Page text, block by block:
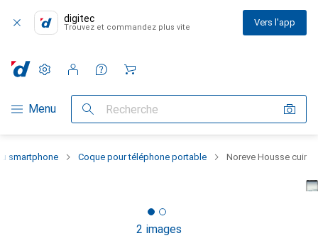
digitec
Trouvez et commandez plus vite Vers l'app
Navigation par catégorie
Menu Recherche
Paramètres
Compte client
Listes de comparaison
Listes d'envies
Panier
smartphone Coque pour téléphone portable Noreve Housse cuir
2 images